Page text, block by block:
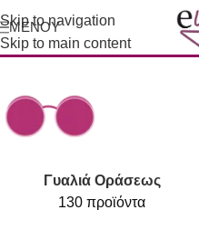
Skip to navigation
Skip to main content
ΜΕΝΟΎ E-
Γυαλιά Οράσεως
130 προϊόντα